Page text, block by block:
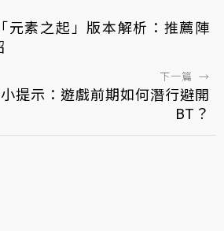
元素之起」版本解析：推薦陣
下一篇 →
提示：遊戲前期如何潛行避開
BT？